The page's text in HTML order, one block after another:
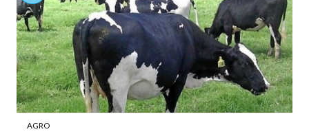
AGRO